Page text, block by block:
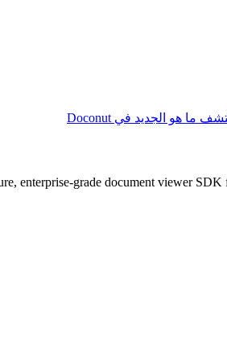
enterprise-grade document viewer